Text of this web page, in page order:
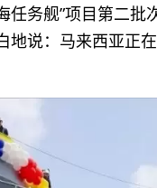
务舰”项目第二批
说：马来西亚正